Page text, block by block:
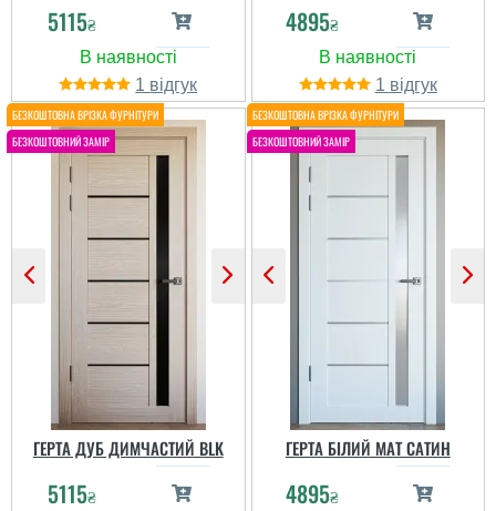
Юрий
Очень неплохой
вполне. Качество =
Относительно недорогие
двери. Вполне
Дизайн - то что надо.
5115₴
1
4895₴
1
ГЕРТА ДУБ ДИМЧАСТИЙ BLK
5115₴
ГЕРТА БІЛИЙ МАТ САТИН
4895₴